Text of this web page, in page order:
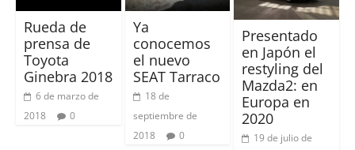
Rueda de
prensa de
Toyota
Ginebra 2018
6 de marzo de
2018
0
Ya
conocemos
el nuevo
SEAT Tarraco
18 de
septiembre de
2018
0
Presentado
en Japón el
restyling del
Mazda2: en
Europa en
2020
19 de julio de